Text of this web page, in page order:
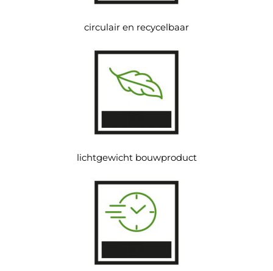
circulair en recycelbaar
lichtgewicht bouwproduct